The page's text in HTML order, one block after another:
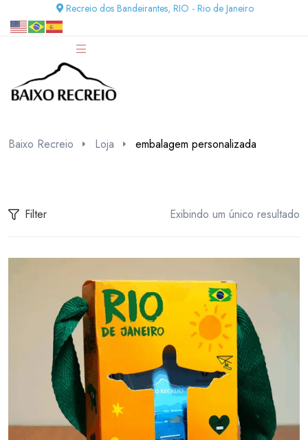
Recreio dos Bandeirantes, RIO - Rio de Janeiro
Baixo Recreio Loja embalagem personalizada
Filter Exibindo um único resultado